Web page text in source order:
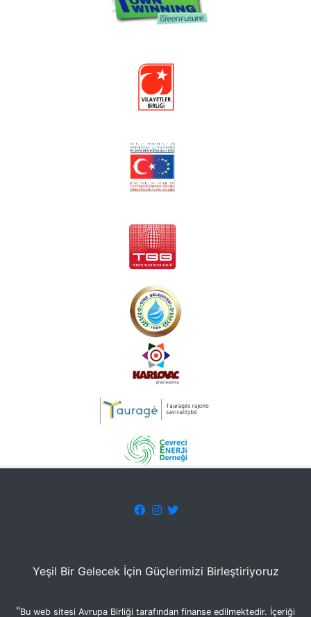
Yeşil Bir Gelecek İçin Güçlerimizi Birleştiriyoruz
"Bu web sitesi Avrupa Birliği tarafından finanse edilmektedir. İçeriği